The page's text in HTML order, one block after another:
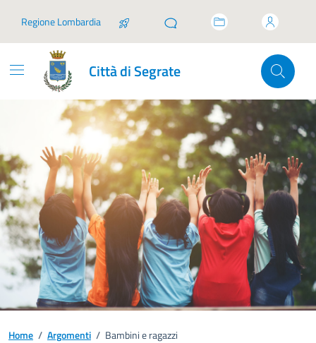
Regione Lombardia
Città di Segrate
Home / Argomenti / Bambini e ragazzi